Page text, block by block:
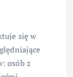
się w
osób z